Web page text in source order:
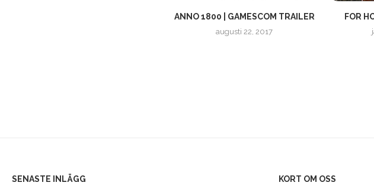
ANNO 1800 | GAMESCOM TRAILER
augusti 22, 2017
FOR
SENASTE INLÄGG KORT OM OSS